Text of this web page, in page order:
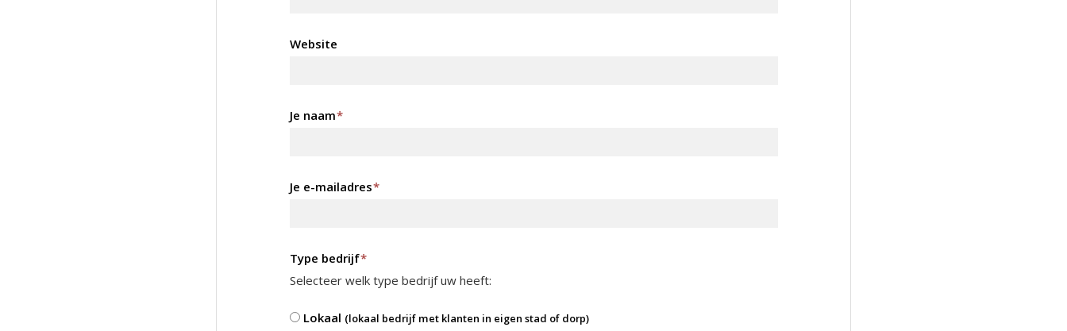
Website
Je naam*
Je e-mailadres*
Type bedrijf*
Selecteer welk type bedrijf uw heeft:
Lokaal (lokaal bedrijf met klanten in eigen stad of dorp)